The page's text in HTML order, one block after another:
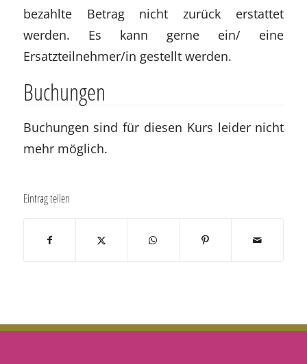
bezahlte Betrag nicht zurück erstattet
werden. Es kann gerne ein/ eine
Ersatzteilnehmer/in gestellt werden.
Buchungen
Buchungen sind für diesen Kurs leider nicht
mehr möglich.
Eintrag teilen